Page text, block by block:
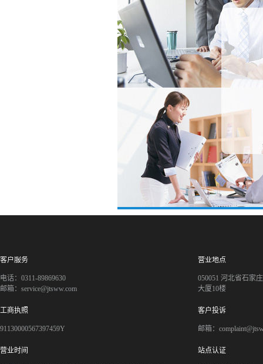
客户服务
电话：0311-89869630
邮箱：service@jtsww.com
营业地点
050051 河北省石家
大厦10楼
工商执照
91130000567397459Y
客户投诉
邮箱：
营业时间 站点认证